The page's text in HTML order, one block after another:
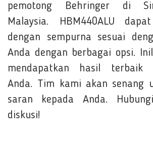
pemotong Behringer di
Malaysia. HBM440ALU
dengan sempurna sesuai
Anda dengan berbagai opsi.
mendapatkan hasil terbaik
Anda. Tim kami akan senang
saran kepada Anda.
diskusi!